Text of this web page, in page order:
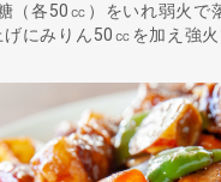
（各50㏄）をいれ弱火で
げにみりん50㏄を加え強火